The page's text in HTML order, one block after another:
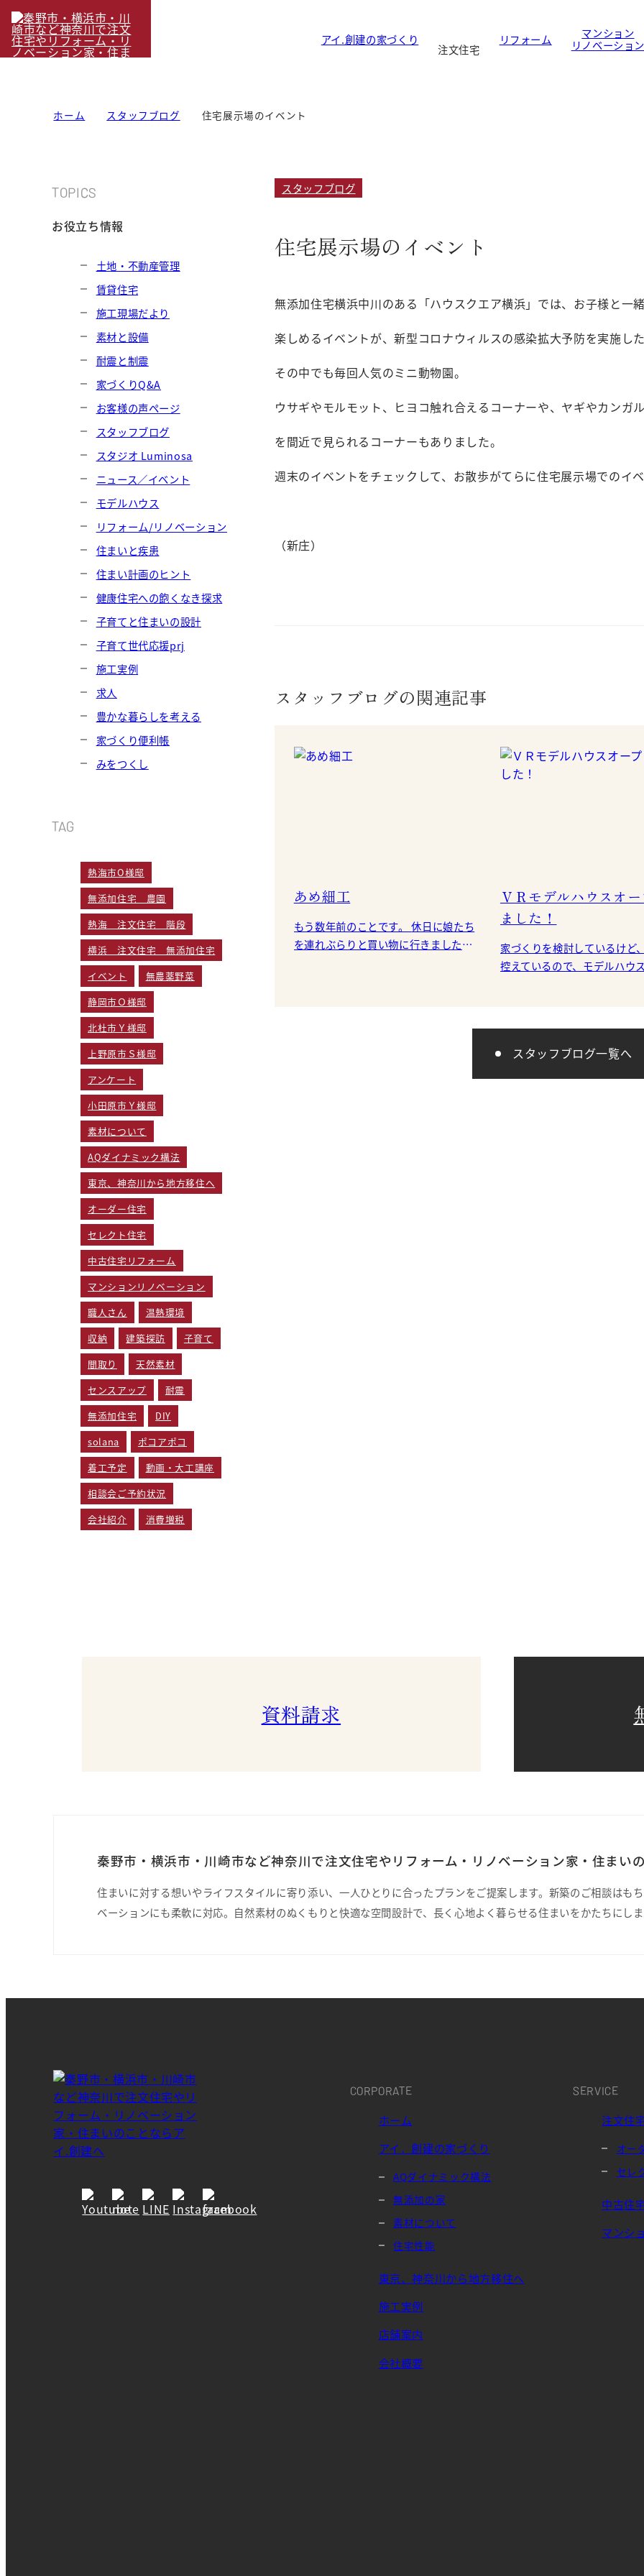
アイ.創建の家づくり
注文住宅
リフォーム
マンション
リノベーション
ホーム スタッフブログ 住宅展示場のイベント
スタッフブログ
住宅展示場のイベント
無添加住宅横浜中川のある「ハウスクエア横浜」では、お子様と一
楽しめるイベントが、新型コロナウィルスの感染拡大予防を実施し
その中でも毎回人気のミニ動物園。
ウサギやモルモット、ヒヨコ触れ合えるコーナーや、ヤギやカンガ
を間近で見られるコーナーもありました。
週末のイベントをチェックして、お散歩がてらに住宅展示場でのイ
（新庄）
スタッフブログの関連記事
あめ細工
もう数年前のことです。 休日に娘たち
を連れぶらりと買い物に行きました。
ＶＲモデルハウスオ
ました！
家づくりを検討しているけど
控えているので、モデルハウ
スタッフブログ一覧へ
TOPICS
お役立ち情報
土地・不動産管理
賃貸住宅
施工現場だより
素材と設備
耐震と制震
家づくりQ&A
お客様の声ページ
スタッフブログ
スタジオ Luminosa
ニュース／イベント
モデルハウス
リフォーム/リノベーション
住まいと疾患
住まい計画のヒント
健康住宅への飽くなき探求
子育てと住まいの設計
子育て世代応援prj
施工実例
求人
豊かな暮らしを考える
家づくり便利帳
みをつくし
TAG
熱海市O様邸
無添加住宅 農園
熱海 注文住宅 階段
横浜 注文住宅 無添加住宅
イベント
無農薬野菜
静岡市Ｏ様邸
北杜市Ｙ様邸
上野原市Ｓ様邸
アンケート
小田原市Ｙ様邸
素材について
AQダイナミック構法
東京、神奈川から地方移住へ
オーダー住宅
セレクト住宅
中古住宅リフォーム
マンションリノベーション
職人さん
温熱環境
収納
建築探訪
子育て
間取り
天然素材
センスアップ
耐震
無添加住宅
DIY
solana
ポコアポコ
着工予定
動画・大工講座
相談会ご予約状況
会社紹介
消費増税
資料請求
秦野市・横浜市・川崎市など神奈川で注文住宅やリフォーム・リノベーション家・住まい
住まいに対する想いやライフスタイルに寄り添い、一人ひとりに合ったプランをご提案します。新築のご相談はも
ベーションにも柔軟に対応。自然素材のぬくもりと快適な空間設計で、長く心地よく暮らせる住まいをかたちにしま
CORPORATE
ホーム
アイ．創建の家づくり
AQダイナミック構法
無添加の家
素材について
住宅性能
東京、神奈川から地方移住へ
施工実例
店舗案内
会社概要
SERVICE
注文住
オー
セレ
中古住
マンシ